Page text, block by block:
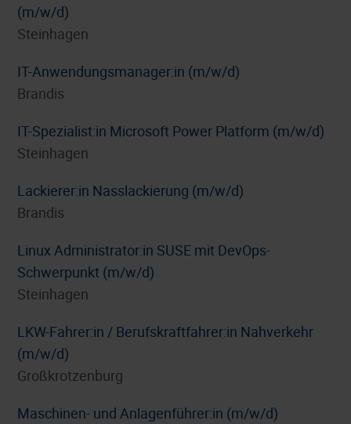
(m/w/d)
Steinhagen
IT-Anwendungsmanager:in (m/w/d)
Brandis
IT-Spezialist:in Microsoft Power Platform (m/w/d)
Steinhagen
Lackierer:in Nasslackierung (m/w/d)
Brandis
Linux Administrator:in SUSE mit DevOps-
Schwerpunkt (m/w/d)
Steinhagen
LKW-Fahrer:in / Berufskraftfahrer:in Nahverkehr
(m/w/d)
Großkrotzenburg
Maschinen- und Anlagenführer:in (m/w/d)